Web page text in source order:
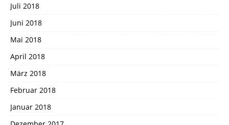
Juli 2018
Juni 2018
Mai 2018
April 2018
März 2018
Februar 2018
Januar 2018